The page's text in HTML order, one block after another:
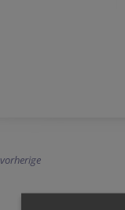
vorherige